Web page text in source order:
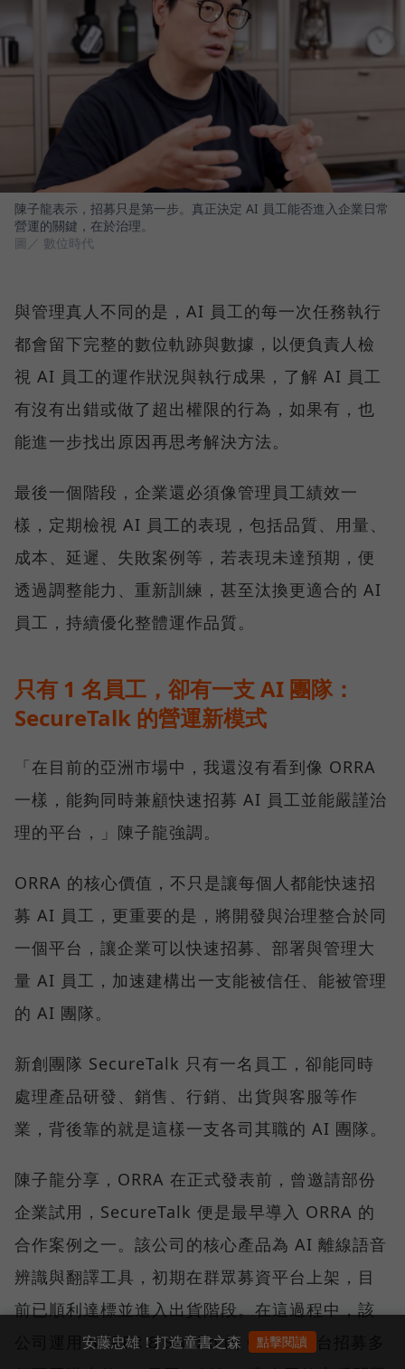
陳子龍表示，招募只是第一步。真正決定 AI 員工能否進入企業日常
營運的關鍵，在於治理。
圖／ 數位時代
與管理真人不同的是，AI 員工的每一次任務執行
都會留下完整的數位軌跡與數據，以便負責人檢
視 AI 員工的運作狀況與執行成果，了解 AI 員工
有沒有出錯或做了超出權限的行為，如果有，也
能進一步找出原因再思考解決方法。
最後一個階段，企業還必須像管理員工績效一
樣，定期檢視 AI 員工的表現，包括品質、用量、
成本、延遲、失敗案例等，若表現未達預期，便
透過調整能力、重新訓練，甚至汰換更適合的 AI
員工，持續優化整體運作品質。
只有 1 名員工，卻有一支 AI 團隊：
SecureTalk 的營運新模式
「在目前的亞洲市場中，我還沒有看到像 ORRA
一樣，能夠同時兼顧快速招募 AI 員工並能嚴謹治
理的平台，」陳子龍強調。
ORRA 的核心價值，不只是讓每個人都能快速招
募 AI 員工，更重要的是，將開發與治理整合於同
一個平台，讓企業可以快速招募、部署與管理大
量 AI 員工，加速建構出一支能被信任、能被管理
的 AI 團隊。
新創團隊 SecureTalk 只有一名員工，卻能同時
處理產品研發、銷售、行銷、出貨與客服等作
業，背後靠的就是這樣一支各司其職的 AI 團隊。
陳子龍分享，ORRA 在正式發表前，曾邀請部份
企業試用，SecureTalk 便是最早導入 ORRA 的
合作案例之一。該公司的核心產品為 AI 離線語音
辨識與翻譯工具，初期在群眾募資平台上架，目
前已順利達標並進入出貨階段。在這過程中，該
公司運用 SUPER 8 Studio 的 ORRA 平台招募多
安藤忠雄！打造童書之森 點擊閱讀